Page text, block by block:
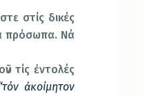
στίς δικές
πρόσωπα. Νά
τίς ἐντολές
ἀκοίμητον